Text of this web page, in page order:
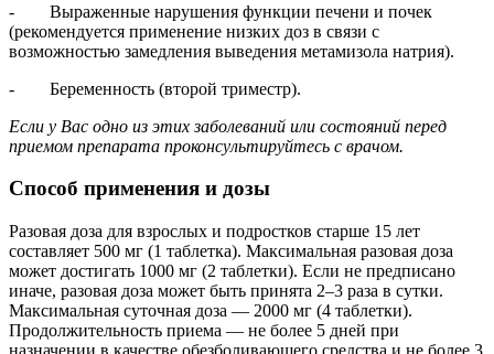
- Выраженные нарушения функции печени и почек
(рекомендуется применение низких доз в связи с
возможностью замедления выведения метамизола натрия).
- Беременность (второй триместр).
Если у Вас одно из этих заболеваний или состояний перед
приемом препарата проконсультируйтесь с врачом.
Способ применения и дозы
Разовая доза для взрослых и подростков старше 15 лет
составляет 500 мг (1 таблетка). Максимальная разовая доза
может достигать 1000 мг (2 таблетки). Если не предписано
иначе, разовая доза может быть принята 2–3 раза в сутки.
Максимальная суточная доза — 2000 мг (4 таблетки).
Продолжительность приема — не более 5 дней при